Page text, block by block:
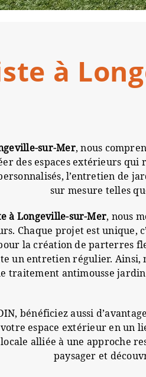
à
sur-Mer, nous
des espaces extérieurs
l’entretien de
sur mesure telles
à Longeville-sur-Mer, nous
Chaque projet est unique,
la création de parterres
un entretien régulier. Ainsi,
traitement antimousse
bénéficiez aussi
espace extérieur en un
alliée à une approche
paysager et